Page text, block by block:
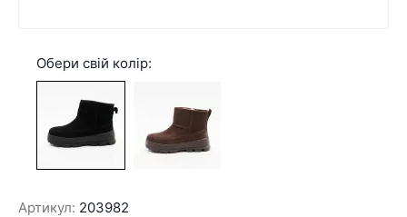
Обери свій колір:
Артикул: 203982